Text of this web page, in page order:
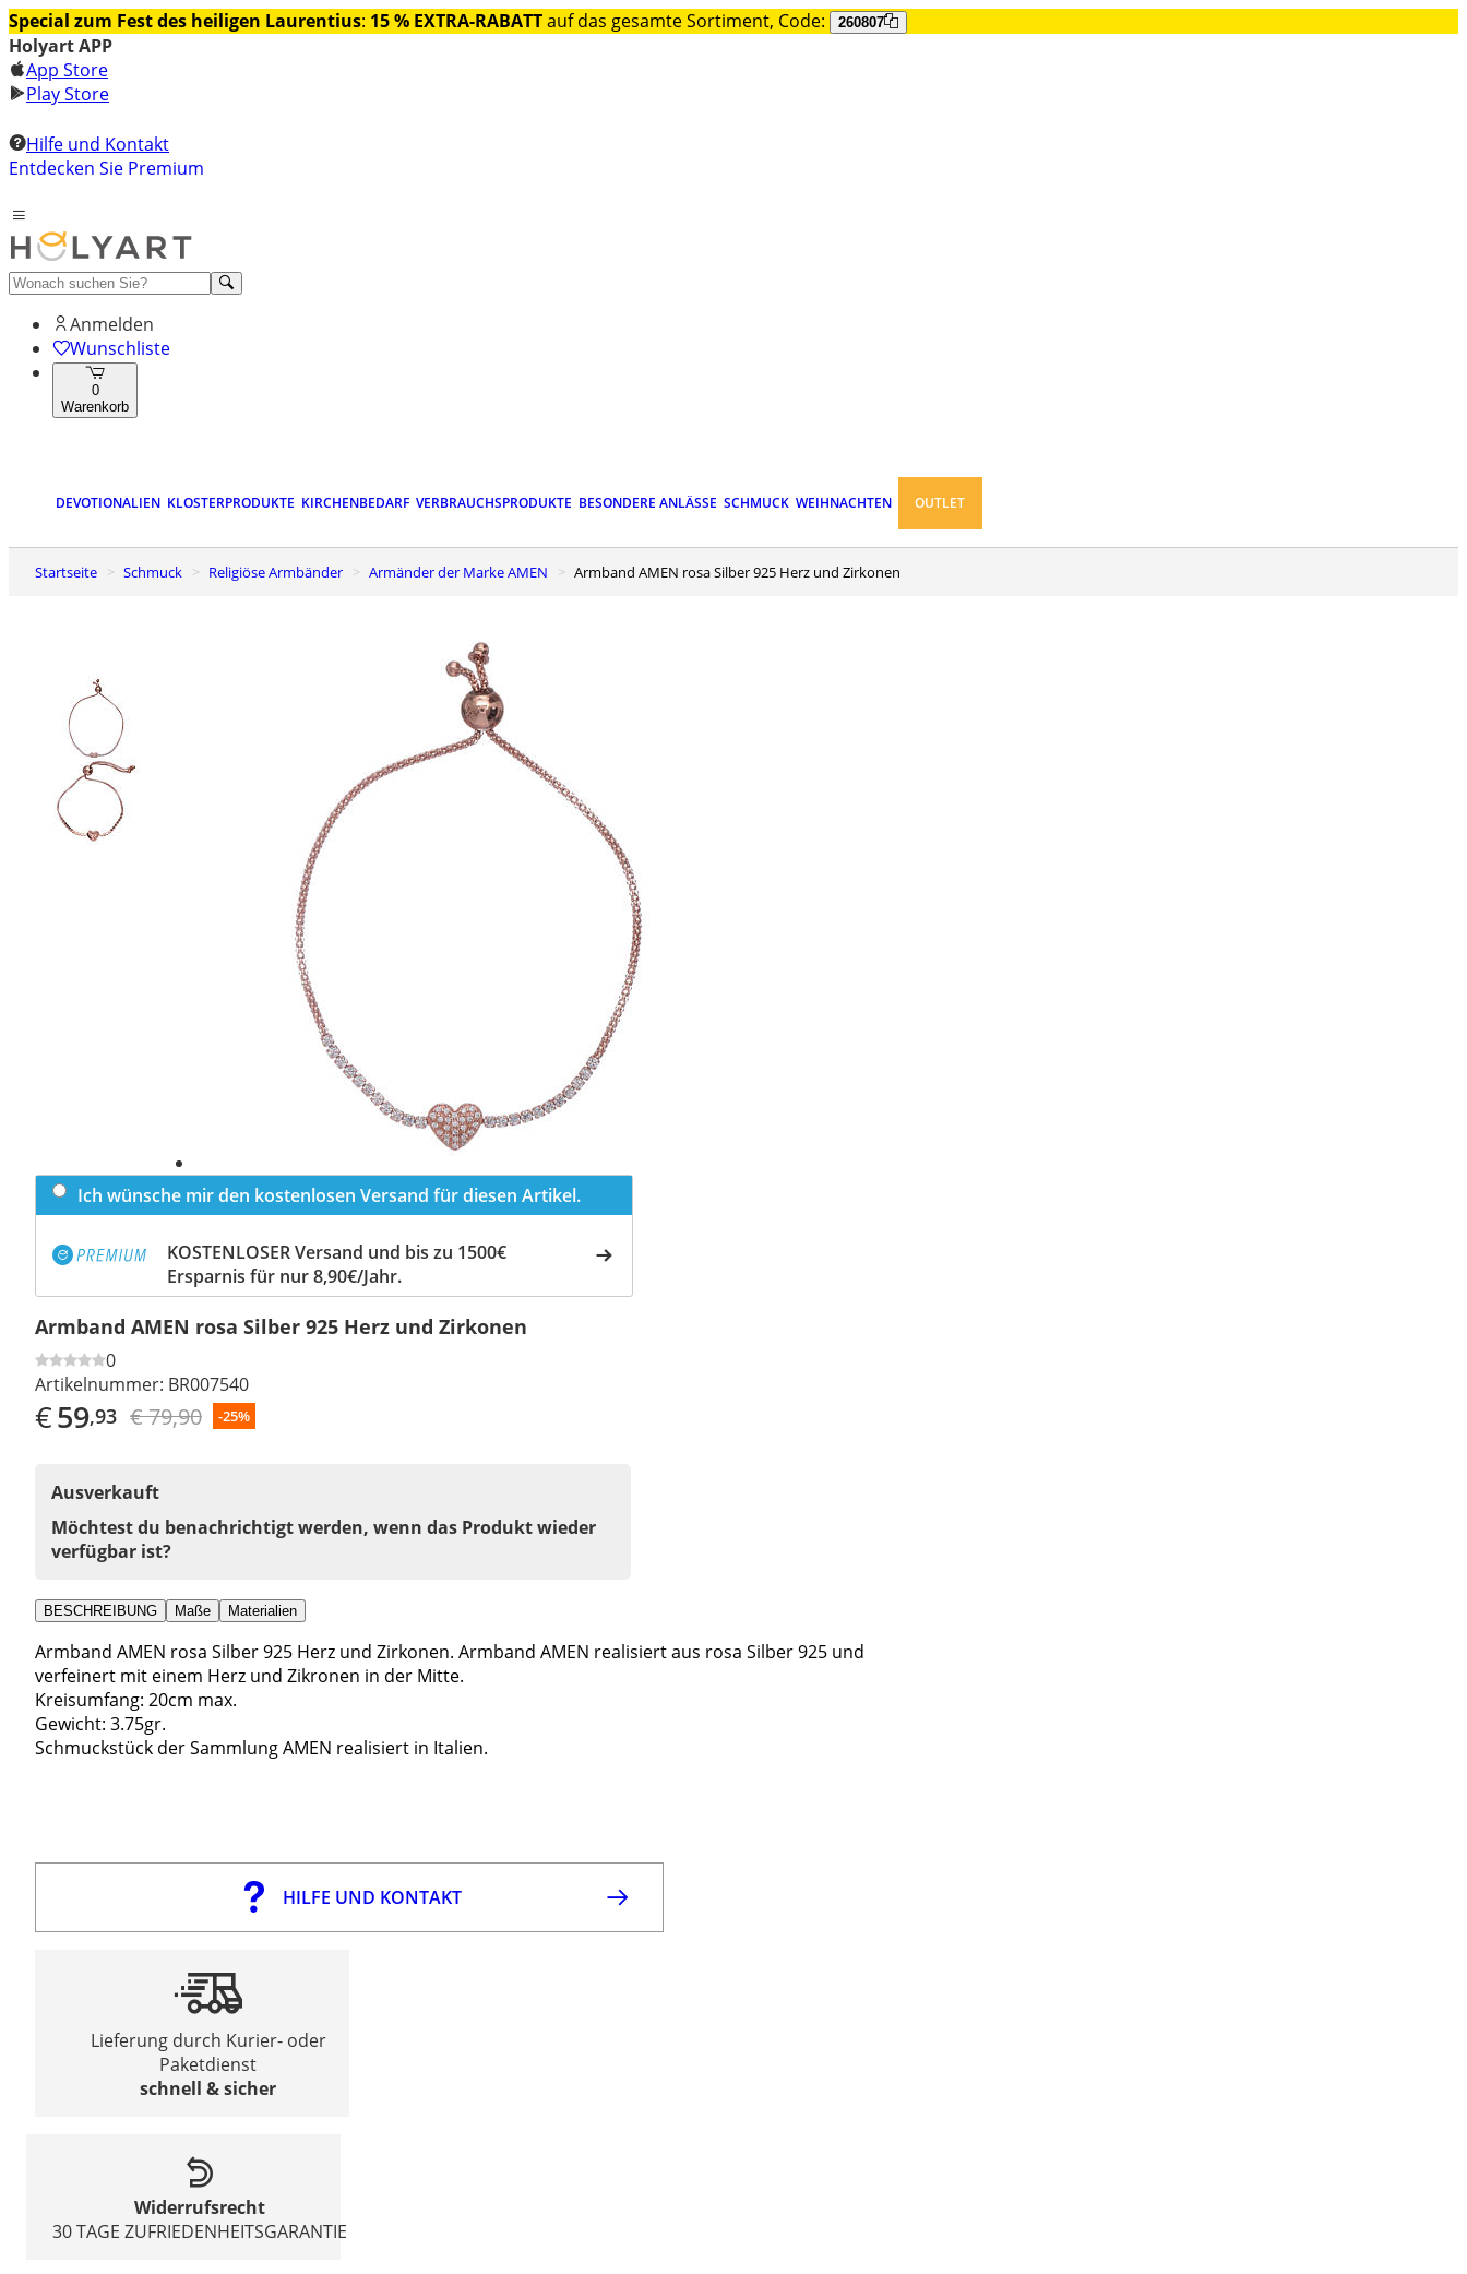
Special zum Fest des heiligen Laurentius: 15 % EXTRA-RABATTauf das gesamte Sortiment, Code: 260807
Holyart APP
App Store
Play Store
Hilfe und Kontakt
Entdecken Sie Premium
Anmelden
Wunschliste
0
Warenkorb
DEVOTIONALIEN KLOSTERPRODUKTE KIRCHENBEDARF VERBRAUCHSPRODUKTE BESONDERE ANLÄSSE SCHMUCK WEIHNACHTEN OUTLET
Startseite Schmuck Religiöse Armbänder Armänder der Marke AMEN Armband AMEN rosa Silber 925 Herz und Zirkonen
Ich wünsche mir den kostenlosen Versand für diesen Artikel.
KOSTENLOSER Versand und bis zu 1500€
Ersparnis für nur 8,90€/Jahr.
Armband AMEN rosa Silber 925 Herz und Zirkonen
0
Artikelnummer: BR007540
€59,93 € 79,90 -25%
Ausverkauft
Möchtest du benachrichtigt werden, wenn das Produkt wieder
verfügbar ist?
BESCHREIBUNG Maße Materialien
Armband AMEN rosa Silber 925 Herz und Zirkonen. Armband AMEN realisiert aus rosa Silber 925 und
verfeinert mit einem Herz und Zikronen in der Mitte.
Kreisumfang: 20cm max.
Gewicht: 3.75gr.
Schmuckstück der Sammlung AMEN realisiert in Italien.
HILFE UND KONTAKT
Lieferung durch Kurier- oder
Paketdienst
schnell & sicher
Widerrufsrecht
30 TAGE ZUFRIEDENHEITSGARANTIE